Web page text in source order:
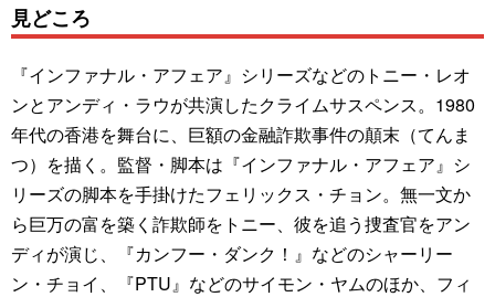
見どころ
『インファナル・アフェア』シリーズなどのトニー・レオ
ンとアンディ・ラウが共演したクライムサスペンス。1980
年代の香港を舞台に、巨額の金融詐欺事件の顛末（てんま
つ）を描く。監督・脚本は『インファナル・アフェア』シ
リーズの脚本を手掛けたフェリックス・チョン。無一文か
ら巨万の富を築く詐欺師をトニー、彼を追う捜査官をアン
ディが演じ、『カンフー・ダンク！』などのシャーリー
ン・チョイ、『PTU』などのサイモン・ヤムのほか、フィ